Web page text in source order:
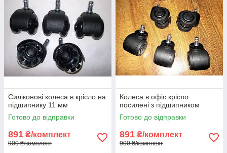
Силіконові колеса в крісло на
підшипнику 11 мм
Готово до відправки
891 ₴/комплект
900 ₴/комплект
Колеса в офіс.крісло
посилені з підшипником
Готово до відправки
891 ₴/комплект
900 ₴/комплект